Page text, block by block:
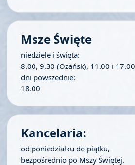
Msze Święte
niedziele i święta:
8.00, 9.30 (Ożańsk), 11.00 i 17.00
dni powszednie:
18.00
Kancelaria:
od poniedziałku do piątku,
bezpośrednio po Mszy Świętej.